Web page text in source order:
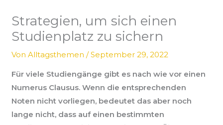
Strategien, um sich einen
Studienplatz zu sichern
VonAlltagsthemen/September 29, 2022
Für viele Studiengänge gibt es nach wie vor einen
Numerus Clausus. Wenn die entsprechenden
Noten nicht vorliegen, bedeutet das aber noch
lange nicht, dass auf einen bestimmten